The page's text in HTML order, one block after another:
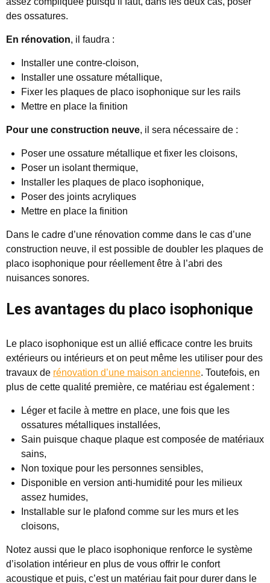
des ossatures.
En rénovation, il faudra :
Installer une contre-cloison,
Installer une ossature métallique,
Fixer les plaques de placo isophonique sur les rails
Mettre en place la finition
Pour une construction neuve, il sera nécessaire de :
Poser une ossature métallique et fixer les cloisons,
Poser un isolant thermique,
Installer les plaques de placo isophonique,
Poser des joints acryliques
Mettre en place la finition
Dans le cadre d’une rénovation comme dans le cas d’une
construction neuve, il est possible de doubler les plaques de
placo isophonique pour réellement être à l’abri des
nuisances sonores.
Les avantages du placo isophonique
Le placo isophonique est un allié efficace contre les bruits
extérieurs ou intérieurs et on peut même les utiliser pour des
travaux de rénovation d’une maison ancienne. Toutefois, en
plus de cette qualité première, ce matériau est également :
Léger et facile à mettre en place, une fois que les
ossatures métalliques installées,
Sain puisque chaque plaque est composée de matériaux
sains,
Non toxique pour les personnes sensibles,
Disponible en version anti-humidité pour les milieux
assez humides,
Installable sur le plafond comme sur les murs et les
cloisons,
Notez aussi que le placo isophonique renforce le système
d’isolation intérieur en plus de vous offrir le confort
acoustique et puis, c’est un matériau fait pour durer dans le